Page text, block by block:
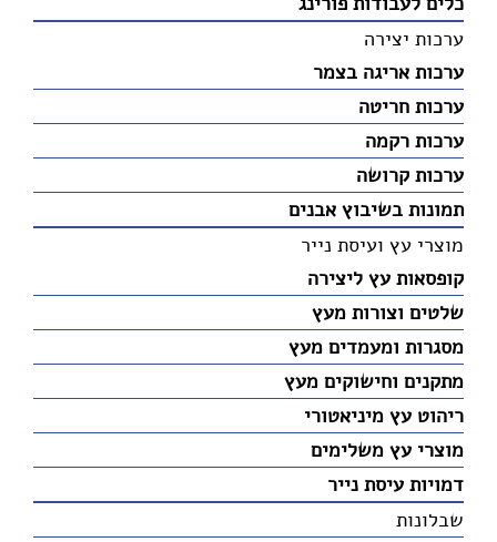
ערכות יצירה
ערכות אריגה בצמר
ערכות חריטה
ערכות רקמה
ערכות קרושה
תמונות בשיבוץ אבנים
מוצרי עץ ועיסת נייר
קופסאות עץ ליצירה
שלטים וצורות מעץ
מסגרות ומעמדים מעץ
מתקנים וחישוקים מעץ
ריהוט עץ מיניאטורי
מוצרי עץ משלימים
דמויות עיסת נייר
שבלונות